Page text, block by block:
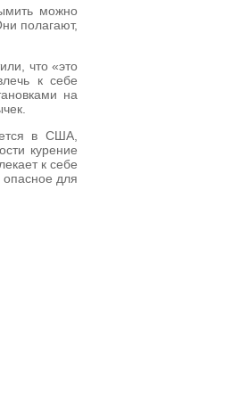
можно
полагают,
что «это
к себе
на
в США,
курение
к себе
для